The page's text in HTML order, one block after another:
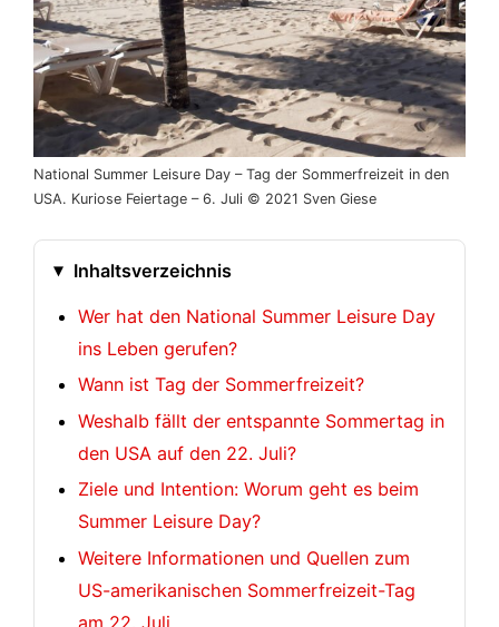
National Summer Leisure Day – Tag der Sommerfreizeit in den
USA. Kuriose Feiertage – 6. Juli © 2021 Sven Giese
Inhaltsverzeichnis
Wer hat den National Summer Leisure Day
ins Leben gerufen?
Wann ist Tag der Sommerfreizeit?
Weshalb fällt der entspannte Sommertag in
den USA auf den 22. Juli?
Ziele und Intention: Worum geht es beim
Summer Leisure Day?
Weitere Informationen und Quellen zum
US-amerikanischen Sommerfreizeit-Tag
am 22. Juli